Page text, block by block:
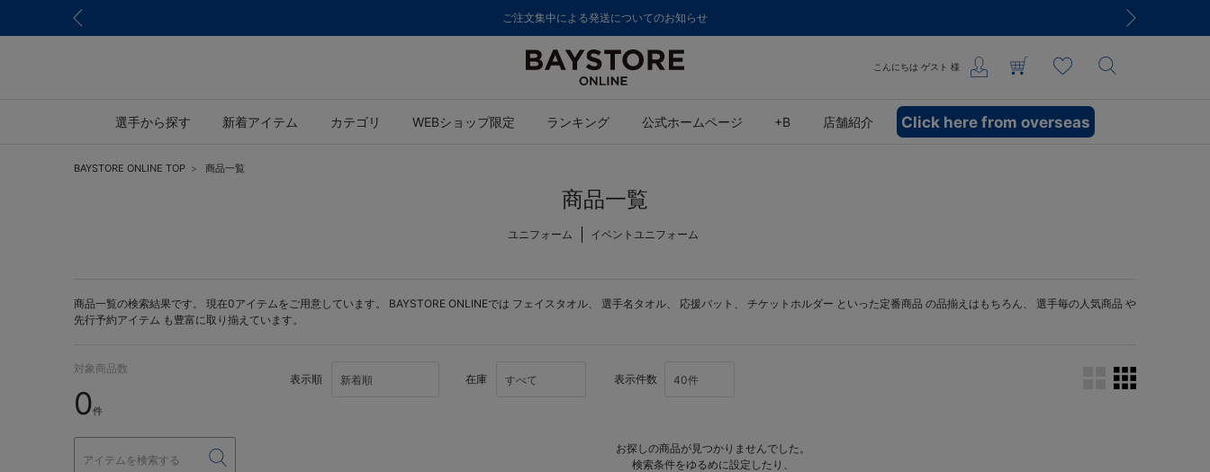
ご注文集中による発送についてのお知らせ
こんにちは ゲスト 様
選手から探す 新着アイテム カテゴリ WEBショップ限定 ランキング 公式ホームページ +B 店舗紹介 Click here from overseas
BAYSTORE ONLINE TOP 商品一覧
商品一覧
ユニフォーム イベントユニフォーム
商品一覧の検索結果です。 現在0アイテムをご用意しています。 BAYSTORE ONLINEでは フェイスタオル、 選手名タオル、 応援バット 、 チケットホルダー といった定番商品 の品揃えはもちろん、 選手毎の人気商品 や
先行予約アイテム も豊富に取り揃えています。
対象商品数
0件
表示順 在庫 表示件数
お探しの商品が見つかりませんでした。
検索条件をゆるめに設定したり、